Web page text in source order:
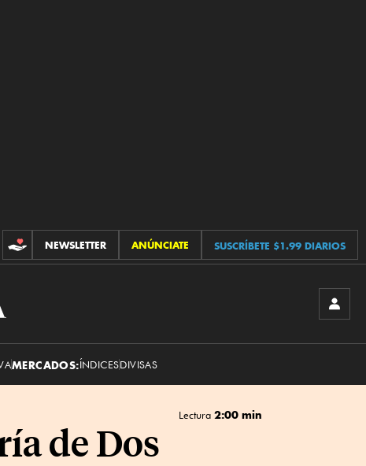
CONTRIBUCIONES
NEWSLETTER ANÚNCIATE SUSCRÍBETE $1.99 DIARIOS
MERCADOS:ÍNDICESDIVISAS
Lectura 2:00 min
de Dos